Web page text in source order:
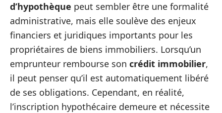
d’hypothèque peut sembler être une formalité
administrative, mais elle soulève des enjeux
financiers et juridiques importants pour les
propriétaires de biens immobiliers. Lorsqu’un
emprunteur rembourse son crédit immobilier,
il peut penser qu’il est automatiquement libéré
de ses obligations. Cependant, en réalité,
l’inscription hypothécaire demeure et nécessite